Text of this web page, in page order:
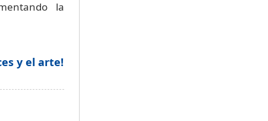
la
y el arte!